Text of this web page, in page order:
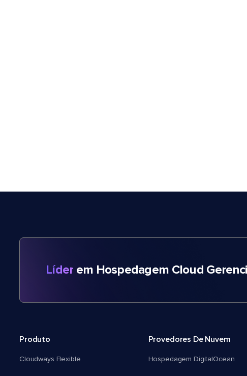
Líder em Hospedagem Cloud
Produto
Cloudways Flexible
Provedores De Nuvem
Hospedagem DigitalOcean